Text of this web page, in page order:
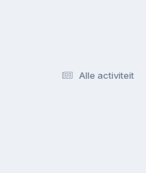
Alle activiteit